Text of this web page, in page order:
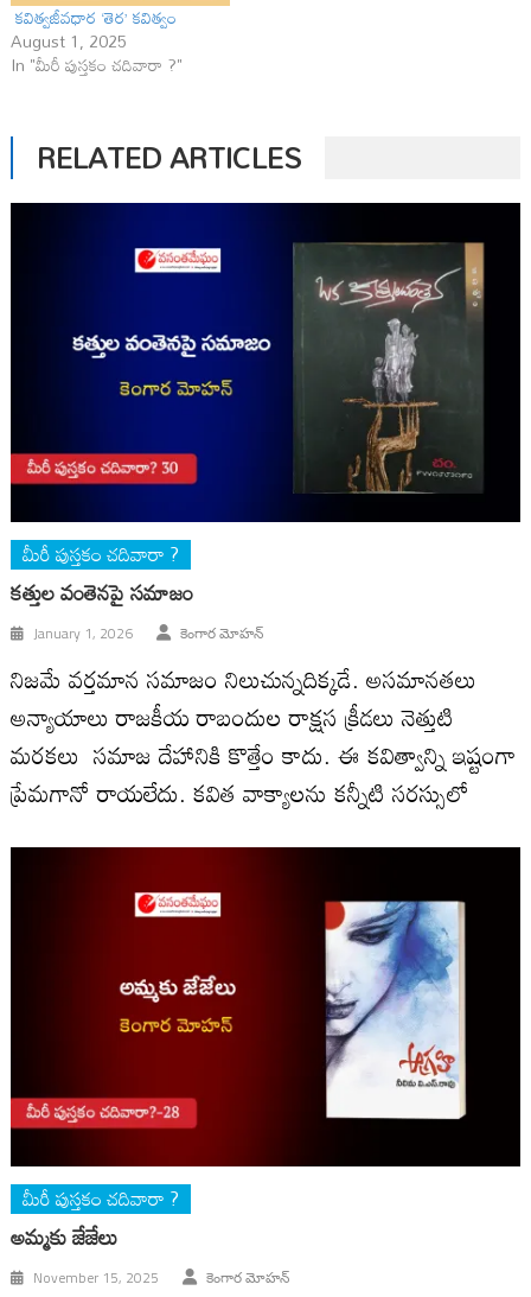
కవిత్వజీవధార ‘తెర’ కవిత్వం
August 1, 2025
In "మీరీ పుస్తకం చదివారా ?"
RELATED ARTICLES
మీరీ పుస్తకం చదివారా ?
కత్తుల వంతెనపై సమాజం
January 1, 2026 కెంగార మోహన్
నిజమే వర్తమాన సమాజం నిలుచున్నదిక్కడే. అసమానతలు
అన్యాయాలు రాజకీయ రాబందుల రాక్షస క్రీడలు నెత్తుటి
మరకలు సమాజ దేహానికి కొత్తేం కాదు. ఈ కవిత్వాన్ని ఇష్టంగా
ప్రేమగానో రాయలేదు. కవిత వాక్యాలను కన్నీటి సరస్సులో
మీరీ పుస్తకం చదివారా ?
అమ్మ‌కు జేజేలు
November 15, 2025 కెంగార మోహన్